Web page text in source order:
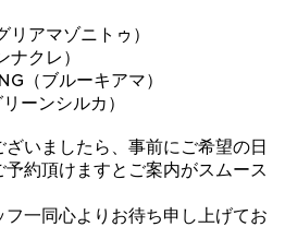
リアマゾニトゥ）
ナクレ）
（ブルーキアマ）
ーンシルカ）
いましたら、事前にご希望の日
約頂けますとご案内がスムース
一同心よりお待ち申し上げてお